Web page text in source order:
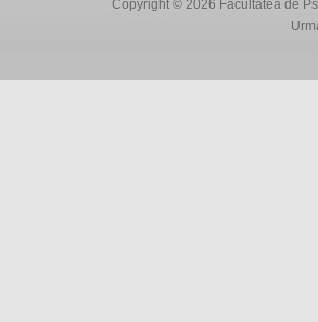
Copyright © 2026 Facultatea de